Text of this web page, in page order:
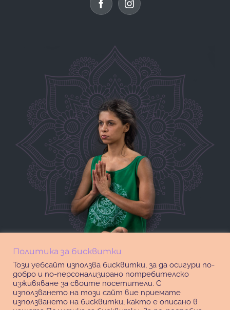
Политика за бисквитки
Този уебсайт използва бисквитки, за да осигури по-
добро и по-персонализирано потребителско
изживяване за своите посетители. С
използването на този сайт вие приемате
използването на бисквитки, както е описано в